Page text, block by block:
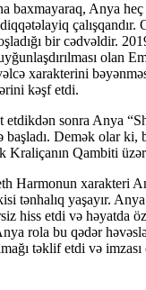
baxmayaraq, Anya
çalışqandır.
bir cədvəldir.
olan
xarakterini
kəşf etdi.
sonra Anya
Demək olar ki,
Kraliçanın Qambiti
Harmonun xarakteri
tənhalıq yaşayır.
hiss etdi və həyatda
rola bu qədər
təklif etdi və